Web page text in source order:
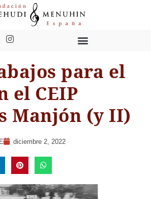
para el
el CEIP
Manjón (y II)
diciembre 2, 2022